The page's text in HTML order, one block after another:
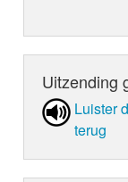
Uitzending
Luister
terug